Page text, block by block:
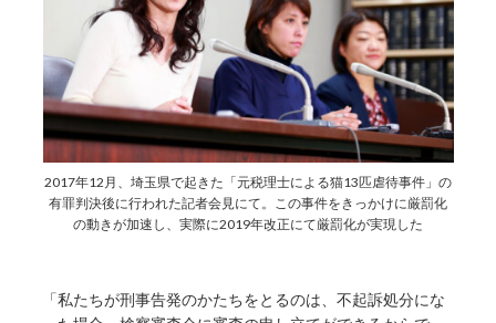
2017年12月、埼玉県で起きた「元税理士による猫13匹虐待事件」の
有罪判決後に行われた記者会見にて。この事件をきっかけに厳罰化
の動きが加速し、実際に2019年改正にて厳罰化が実現した
「私たちが刑事告発のかたちをとるのは、不起訴処分にな